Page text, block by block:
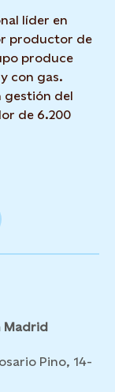
líder en
productor de
produce
con gas.
gestión del
de 6.200
Madrid
Pino, 14-